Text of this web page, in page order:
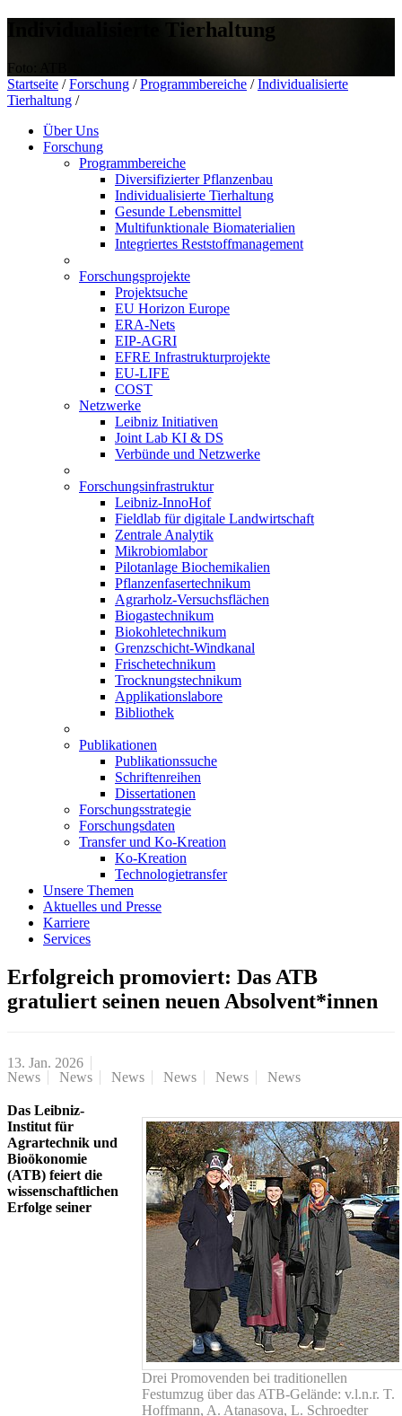
Individualisierte Tierhaltung
Foto: ATB
Startseite / Forschung / Programmbereiche / Individualisierte
Tierhaltung /
Über Uns
Forschung
Programmbereiche
Diversifizierter Pflanzenbau
Individualisierte Tierhaltung
Gesunde Lebensmittel
Multifunktionale Biomaterialien
Integriertes Reststoffmanagement
Forschungsprojekte
Projektsuche
EU Horizon Europe
ERA-Nets
EIP-AGRI
EFRE Infrastrukturprojekte
EU-LIFE
COST
Netzwerke
Leibniz Initiativen
Joint Lab KI & DS
Verbünde und Netzwerke
Forschungsinfrastruktur
Leibniz-InnoHof
Fieldlab für digitale Landwirtschaft
Zentrale Analytik
Mikrobiomlabor
Pilotanlage Biochemikalien
Pflanzenfasertechnikum
Agrarholz-Versuchsflächen
Biogastechnikum
Biokohletechnikum
Grenzschicht-Windkanal
Frischetechnikum
Trocknungstechnikum
Applikationslabore
Bibliothek
Publikationen
Publikationssuche
Schriftenreihen
Dissertationen
Forschungsstrategie
Forschungsdaten
Transfer und Ko-Kreation
Ko-Kreation
Technologietransfer
Unsere Themen
Aktuelles und Presse
Karriere
Services
Erfolgreich promoviert: Das ATB
gratuliert seinen neuen Absolvent*innen
13. Jan. 2026
News
News News News News News
Drei Promovenden bei traditionellen
Festumzug über das ATB-Gelände: v.l.n.r. T.
Hoffmann, A. Atanasova, L. Schroedter
Das Leibniz-
Institut für
Agrartechnik und
Bioökonomie
(ATB) feiert die
wissenschaftlichen
Erfolge seiner